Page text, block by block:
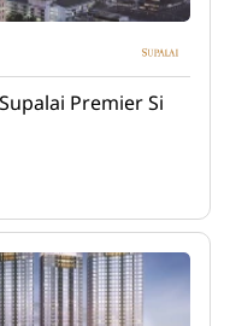
Premier Si